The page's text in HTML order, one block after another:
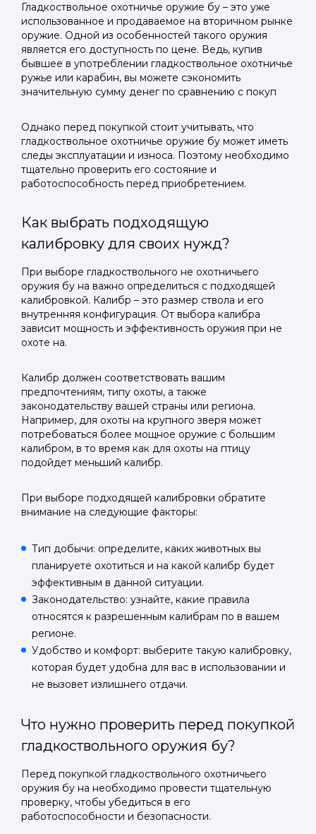
Войти в
профиль
Мы отправим код для входа на ваш
номер телефона.
Подать заявку
Отправьте заявку через мессенджер-бот — магазины
увидят её и пришлют предложения. Фото, описание и
AI-оценка прямо в чате.
Подать заявку
Отправьте заявку через мессенджер-бот — магазины
увидят её и пришлют предложения. Фото, описание и
AI-оценка прямо в чате.
Гладкоствольное охотничье оружие бу – это уже
использованное и продаваемое на вторичном рынке
оружие. Одной из особенностей такого оружия
является его доступность по цене. Ведь, купив
бывшее в употреблении гладкоствольное охотничье
ружье или карабин, вы можете сэкономить
значительную сумму денег по сравнению с покуп
Однако перед покупкой стоит учитывать, что
гладкоствольное охотничье оружие бу может иметь
следы эксплуатации и износа. Поэтому необходимо
тщательно проверить его состояние и
работоспособность перед приобретением.
Как выбрать подходящую
калибровку для своих нужд?
При выборе гладкоствольного не охотничьего
оружия бу на важно определиться с подходящей
калибровкой. Калибр – это размер ствола и его
внутренняя конфигурация. От выбора калибра
зависит мощность и эффективность оружия при не
охоте на.
Калибр должен соответствовать вашим
предпочтениям, типу охоты, а также
законодательству вашей страны или региона.
Например, для охоты на крупного зверя может
потребоваться более мощное оружие с большим
калибром, в то время как для охоты на птицу
подойдет меньший калибр.
При выборе подходящей калибровки обратите
внимание на следующие факторы:
Тип добычи: определите, каких животных вы
планируете охотиться и на какой калибр будет
эффективным в данной ситуации.
Законодательство: узнайте, какие правила
относятся к разрешенным калибрам по в вашем
регионе.
Удобство и комфорт: выберите такую калибровку,
которая будет удобна для вас в использовании и
не вызовет излишнего отдачи.
Что нужно проверить перед покупкой
гладкоствольного оружия бу?
Перед покупкой гладкоствольного охотничьего
оружия бу на необходимо провести тщательную
проверку, чтобы убедиться в его
работоспособности и безопасности.